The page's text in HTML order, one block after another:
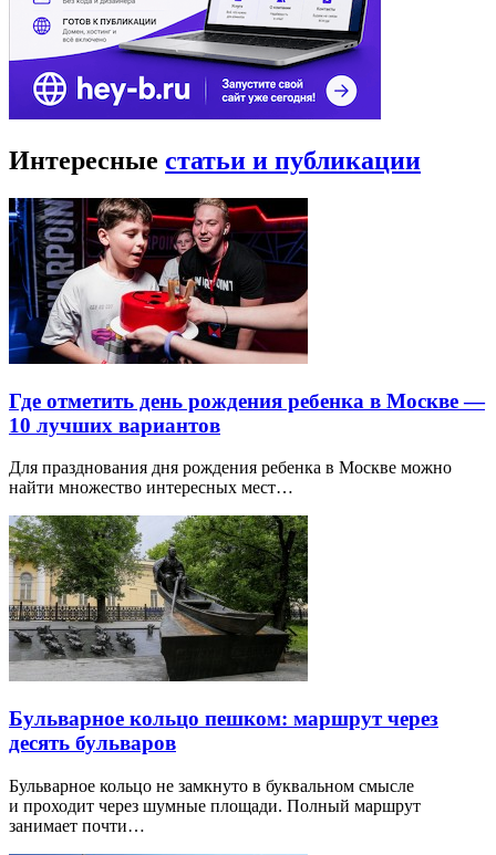
Интересные статьи и публикации
Где отметить день рождения ребенка в Москве —
10 лучших вариантов
Для празднования дня рождения ребенка в Москве можно
найти множество интересных мест…
Бульварное кольцо пешком: маршрут через
десять бульваров
Бульварное кольцо не замкнуто в буквальном смысле
и проходит через шумные площади. Полный маршрут
занимает почти…